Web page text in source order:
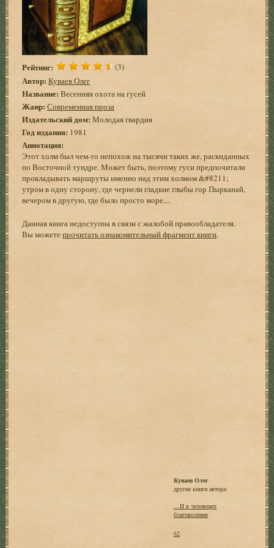
Рейтинг: (3)
Автор: Куваев Олег
Название: Весенняя охота на гусей
Жанр: Современная проза
Издательский дом: Молодая гвардия
Год издания: 1981
Аннотация:
Этот холм был чем-то непохож на тысячи таких же, раскиданных
по Восточной тундре. Может быть, поэтому гуси предпочитали
прокладывать маршруты именно над этим холмом &#8211;
утром в одну сторону, где чернели гладкие глыбы гор Пырканай,
вечером в другую, где было просто море....
Данная книга недоступна в связи с жалобой правообладателя.
Вы можетепрочитать ознакомительный фрагмент книги.
Куваев Олег
другие книги автора:
…И в человецех
благоволение
62